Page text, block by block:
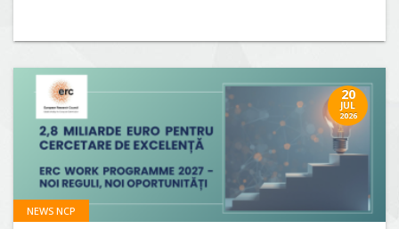
20
JUL
2026
NEWS NCP